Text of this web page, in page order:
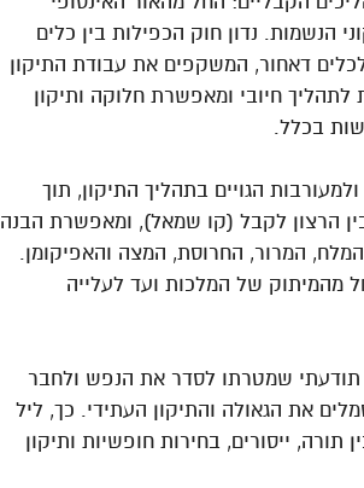
הנשמות. נדון חוק הכפילות בין כלים
דאחור, המשקפים את עבודת התיקון
חיובי ומאפשרת חלוקה ותיקון
בכלל.
הגויים בתהליך התיקון, תוך
הרצון לקבל (קו שמאל), ומאפשרת הבנה
המרור, החרוסת, המצה והאפיקומן.
מהמיתוק של המלכות ועד לעלייה
תודעתי שמטרתו לסדר את הנפש ולחבר
את הגאולה והתיקון העתידי. כך, ליל
ייסורים, בחירות חופשיות ותיקון